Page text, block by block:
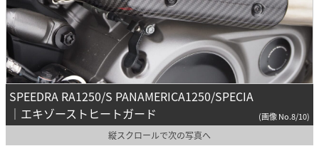
SPEEDRA RA1250/S PANAMERICA1250/SPECIA
｜エキゾーストヒートガード
(画像 No.8/10)
縦スクロールで次の写真へ